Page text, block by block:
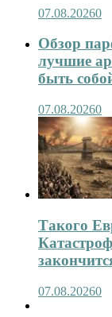
07.08.20260
Обзор
лучшие
быть
07.08.20260
Такого
07.08.20260